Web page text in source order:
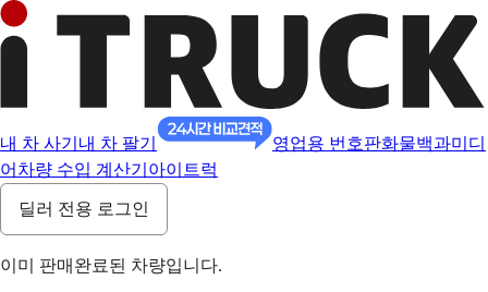
내 차 사기 내 차 팔기 영업용 번호판화물백과미디
어 차량 수입 계산기 아이트럭
딜러 전용 로그인
이미 판매완료된 차량입니다.